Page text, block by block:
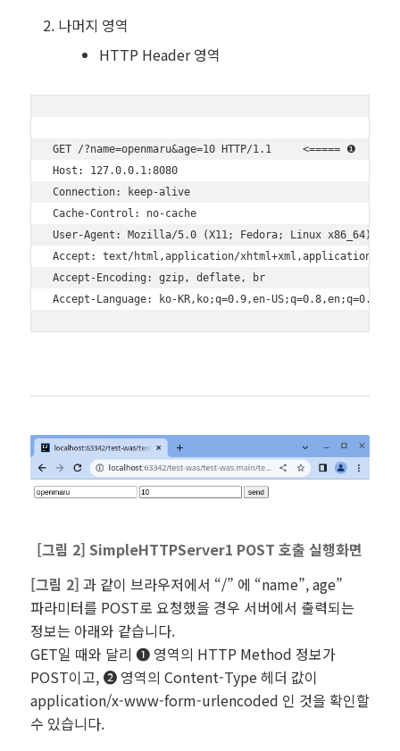
나머지 영역
HTTP Header 영역
GET /?name=openmaru&age=10 HTTP/1.1     <===== ❶
Host: 127.0.0.1:8080
Connection: keep-alive
Cache-Control: no-cache
User-Agent: Mozilla/5.0 (X11; Fedora; Linux x86_64)
Accept: text/html,application/xhtml+xml,application/
Accept-Encoding: gzip, deflate, br
[그림 2] SimpleHTTPServer1 POST 호출 실행화면
[그림 2] 과 같이 브라우저에서 “/” 에 “name”, age”
파라미터를 POST로 요청했을 경우 서버에서 출력되는
정보는 아래와 같습니다.
GET일 때와 달리 ❶ 영역의 HTTP Method 정보가
POST이고, ❷ 영역의 Content-Type 헤더 값이
application/x-www-form-urlencoded 인 것을 확인할
수 있습니다.